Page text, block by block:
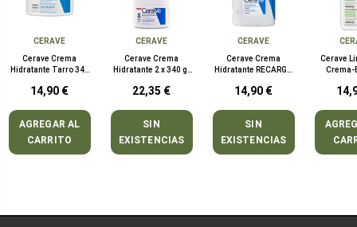
CERAVE
Cerave Crema
Hidratante Tarro 340
14,90 €
AGREGAR AL
CARRITO
CERAVE
Cerave Crema
Hidratante 2 x 340 gr
22,35 €
SIN
EXISTENCIAS
CERAVE
Cerave Crema
Hidratante RECARGA
14,90 €
SIN
EXISTENCIAS
Cerave
Crema-